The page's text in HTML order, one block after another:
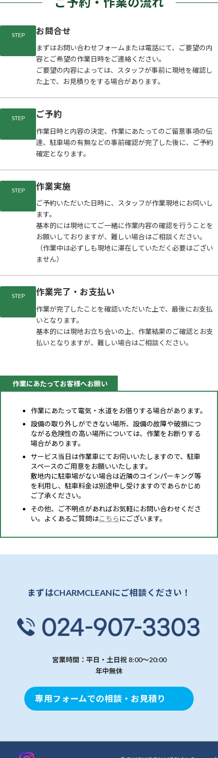
STEP お問合せ
まずはお問い合わせフォームまたは電話にて、ご要望の内
容とご希望の作業日時をご連絡ください。
ご要望の内容によっては、スタッフが事前に現地を確認し
た上で、お見積りをする場合があります。
STEP ご予約
作業日時と内容の決定、作業にあたってのご留意事項の伝
達、駐車場の有無などの事前確認が完了した後に、ご予約
確定となります。
STEP 作業実施
ご予約いただいた日時に、スタッフが作業現地にお伺いし
ます。
基本的には現地にてご一緒に作業内容の確認を行うことを
お願いしておりますが、難しい場合はご相談ください。
（作業中は必ずしも現地に滞在していただく必要はござい
ません）
STEP 作業完了・お支払い
作業が完了したことを確認いただいた上で、最後にお支払
いとなります。
基本的には現地お立ち会いの上、作業結果のご確認とお支
払いとなりますが、難しい場合はご相談ください。
作業にあたってお客様へお願い
作業にあたって電気・水道をお借りする場合があります。
設備の取り外しができない場所、設備の故障や破損につ
ながる危険性の高い場所については、作業をお断りする
場合があります。
サービス当日は作業車にてお伺いいたしますので、駐車
スペースのご用意をお願いいたします。
敷地内に駐車場がない場合は近隣のコインパーキング等
を利用し、駐車料金は別途申し受けますのであらかじめ
ご了承ください。
その他、ご不明点があればお気軽にお問い合わせくださ
い。よくあるご質問はこちら にございます。
まずはCHARMCLEANにご相談ください！
営業時間：平日・土日祝 8:00～20:00
年中無休
専用フォームでの相談・お見積り